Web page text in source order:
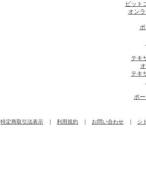
ビット
オン
テキ
テキ
ポ
特定商取引法表示 ｜ 利用規約 ｜ お問い合わせ ｜ シ